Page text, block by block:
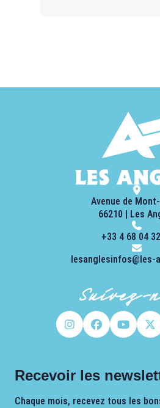
Avenue de
66210 | Les
+33 4 68 04
lesanglesinfos@les-
Suivez-
Recevoir les
Chaque mois, recevez tous les